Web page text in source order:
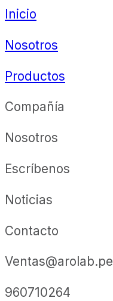
Inicio
Nosotros
Productos
Compañía
Nosotros
Escríbenos
Noticias
Contacto
Ventas@arolab.pe
960710264